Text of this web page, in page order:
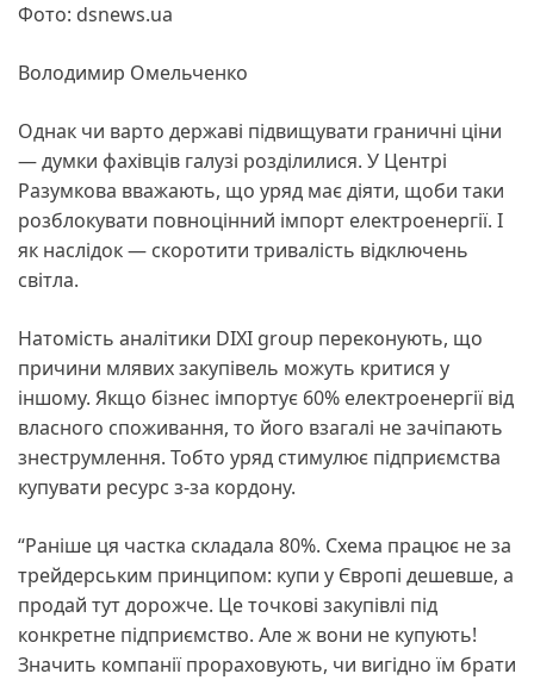
Фото: dsnews.ua
Володимир Омельченко
Однак чи варто державі підвищувати граничні ціни
— думки фахівців галузі розділилися. У Центрі
Разумкова вважають, що уряд має діяти, щоби таки
розблокувати повноцінний імпорт електроенергії. І
як наслідок — скоротити тривалість відключень
світла.
Натомість аналітики DIXI group переконують, що
причини млявих закупівель можуть критися у
іншому. Якщо бізнес імпортує 60% електроенергії від
власного споживання, то його взагалі не зачіпають
знеструмлення. Тобто уряд стимулює підприємства
купувати ресурс з-за кордону.
“Раніше ця частка складала 80%. Схема працює не за
трейдерським принципом: купи у Європі дешевше, а
продай тут дорожче. Це точкові закупівлі під
конкретне підприємство. Але ж вони не купують!
Значить компанії прораховують, чи вигідно їм брати